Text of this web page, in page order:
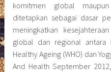
komitmen global
ditetapkan sebagai dasar
meningkatkan
global dan regional antara
Healthy Ageing (WHO) dan
And Health September